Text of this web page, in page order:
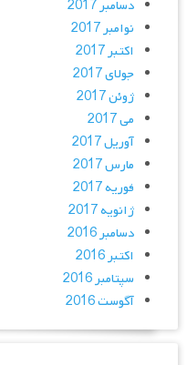
دسامبر 2017
نوامبر 2017
اکتبر 2017
جولای 2017
ژوئن 2017
می 2017
آوریل 2017
مارس 2017
فوریه 2017
ژانویه 2017
دسامبر 2016
اکتبر 2016
سپتامبر 2016
آگوست 2016